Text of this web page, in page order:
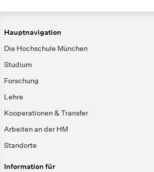
Hauptnavigation
Die Hochschule München
Studium
Forschung
Lehre
Kooperationen & Transfer
Arbeiten an der HM
Standorte
Information für